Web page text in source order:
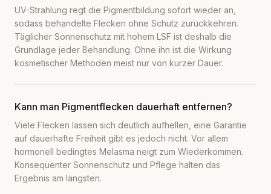
UV-Strahlung regt die Pigmentbildung sofort wieder an,
sodass behandelte Flecken ohne Schutz zurückkehren.
Täglicher Sonnenschutz mit hohem LSF ist deshalb die
Grundlage jeder Behandlung. Ohne ihn ist die Wirkung
kosmetischer Methoden meist nur von kurzer Dauer.
Kann man Pigmentflecken dauerhaft entfernen?
Viele Flecken lassen sich deutlich aufhellen, eine Garantie
auf dauerhafte Freiheit gibt es jedoch nicht. Vor allem
hormonell bedingtes Melasma neigt zum Wiederkommen.
Konsequenter Sonnenschutz und Pflege halten das
Ergebnis am längsten.